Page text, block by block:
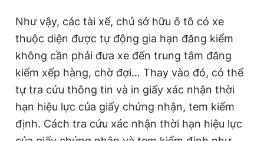
o
n
Như vậy, các tài xế, chủ sở hữu ô tô có xe
thuộc diện được tự động gia hạn đăng kiểm
không cần phải đưa xe đến trung tâm đăng
kiểm xếp hàng, chờ đợi… Thay vào đó, có thể
tự tra cứu thông tin và in giấy xác nhận thời
hạn hiệu lực của giấy chứng nhận, tem kiểm
định. Cách tra cứu xác nhận thời hạn hiệu lực